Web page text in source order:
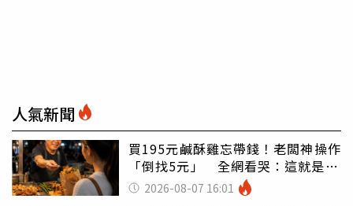
人氣新聞
買195元鹹酥雞忘帶錢！老闆神操作
「倒找5元」 全網看哭：這就是台
灣 2026-08-07 16:01